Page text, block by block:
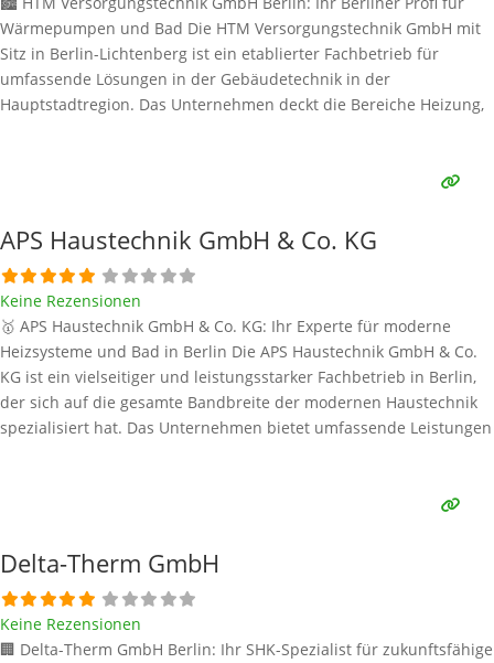
Wärmepumpen und Bad Die HTM Versorgungstechnik GmbH mit
Sitz in Berlin-Lichtenberg ist ein etablierter Fachbetrieb für
umfassende Lösungen in der Gebäudetechnik in der
Hauptstadtregion. Das Unternehmen deckt die Bereiche Heizung,
Schlüsseltechnologie für umweltbewusstes und effizientes Heizen
APS Haustechnik GmbH & Co. KG
Keine Rezensionen
🥇 APS Haustechnik GmbH & Co. KG: Ihr Experte für moderne
Heizsysteme und Bad in Berlin Die APS Haustechnik GmbH & Co.
KG ist ein vielseitiger und leistungsstarker Fachbetrieb in Berlin,
der sich auf die gesamte Bandbreite der modernen Haustechnik
spezialisiert hat. Das Unternehmen bietet umfassende Leistungen
Delta-Therm GmbH
Keine Rezensionen
🏢 Delta-Therm GmbH Berlin: Ihr SHK-Spezialist für zukunftsfähige